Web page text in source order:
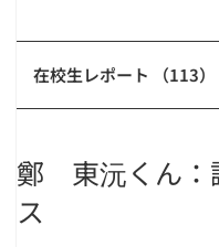
在校生レポート （113）
鄭 東沅くん：
ス